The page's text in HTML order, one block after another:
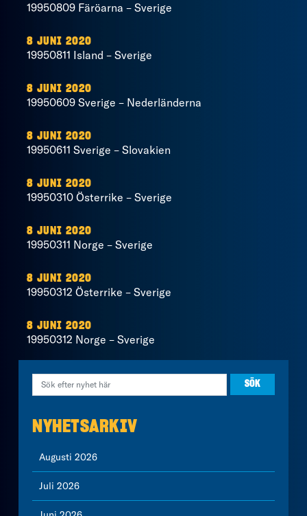
19950809 Färöarna – Sverige
8 JUNI 2020
19950811 Island – Sverige
8 JUNI 2020
19950609 Sverige – Nederländerna
8 JUNI 2020
19950611 Sverige – Slovakien
8 JUNI 2020
19950310 Österrike – Sverige
8 JUNI 2020
19950311 Norge – Sverige
8 JUNI 2020
19950312 Österrike – Sverige
8 JUNI 2020
19950312 Norge – Sverige
NYHETSARKIV
Augusti 2026
Juli 2026